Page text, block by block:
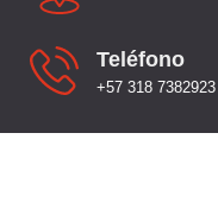
Teléfono
+57 318 7382923